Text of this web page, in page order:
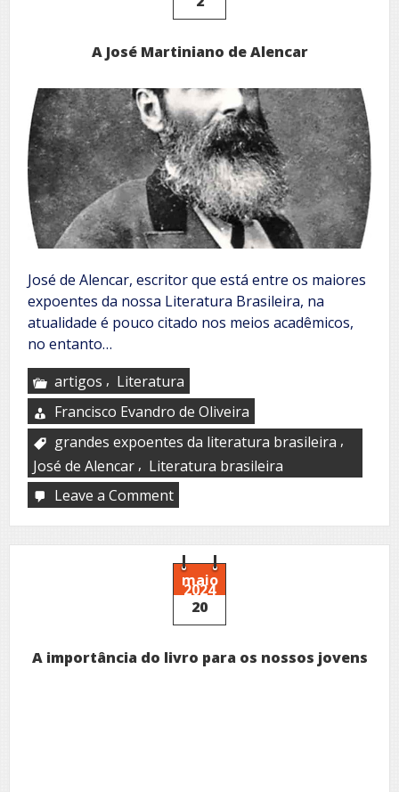
A José Martiniano de Alencar
José de Alencar, escritor que está entre os maiores
expoentes da nossa Literatura Brasileira, na
atualidade é pouco citado nos meios acadêmicos,
no entanto…
artigos , Literatura
Francisco Evandro de Oliveira
grandes expoentes da literatura brasileira ,
José de Alencar , Literatura brasileira
Leave a Commenton
José
Martiniano
de
Alencar
maio
2024
20
A importância do livro para os nossos jovens